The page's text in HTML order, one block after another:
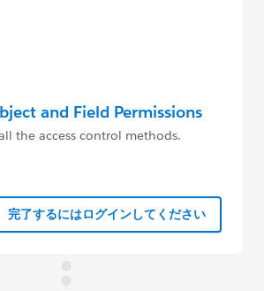
and Field Permissions
the access control methods.
完了するにはログインしてください